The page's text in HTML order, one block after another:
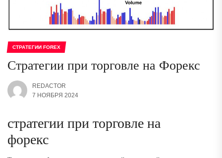
СТРАТЕГИИ FOREX
Стратегии при торговле на Форекс
REDACTOR
7 НОЯБРЯ 2024
стратегии при торговле на
форекс